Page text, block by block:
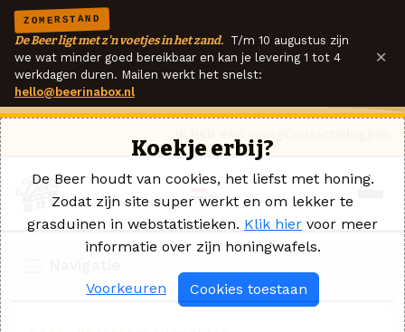
ZOMERSTAND
De Beer ligt met z'n voetjes in het zand. T/m 10 augustus zijn
we wat minder goed bereikbaar en kan je levering 1 tot 4
werkdagen duren. Mailen werkt het snelst:
hello@beerinabox.nl
×
Koekje erbij?
De Beer houdt van cookies, het liefst met honing.
Zodat zijn site super werkt en om lekker te
grasduinen in webstatistieken. Klik hier voor meer
informatie over zijn honingwafels.
Voorkeuren Cookies toestaan